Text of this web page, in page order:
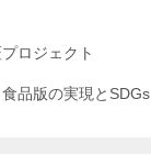
ロジェクト
品版の実現とSDGs